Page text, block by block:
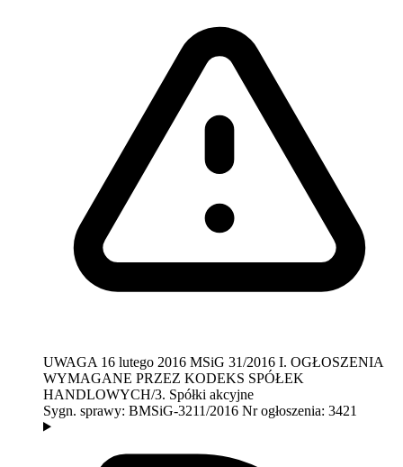
UWAGA 16 lutego 2016 MSiG 31/2016 I. OGŁOSZENIA
WYMAGANE PRZEZ KODEKS SPÓŁEK
HANDLOWYCH/3. Spółki akcyjne
Sygn. sprawy: BMSiG-3211/2016 Nr ogłoszenia: 3421